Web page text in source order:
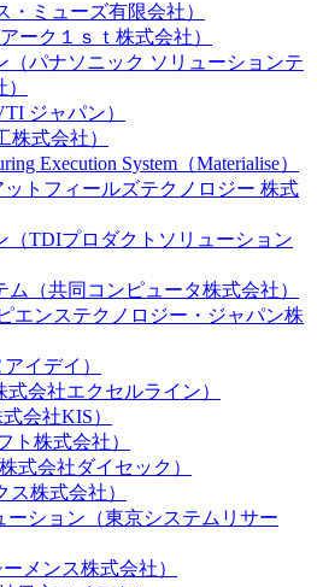
・ミューズ有限会社）
ーク１ｓｔ株式会社）
（パナソニック ソリューションテ
ジャパン）
株式会社）
Execution System（Materialise）
ットフィールズテクノロジー 株式
（TDIプロダクトソリューション
（共同コンピュータ株式会社）
ピエンステクノロジー・ジャパン株
イデイ）
会社エクセルライン）
会社KIS）
ト株式会社）
式会社ダイセック）
ス株式会社）
ーション（東京システムリサー
ーメンス株式会社）